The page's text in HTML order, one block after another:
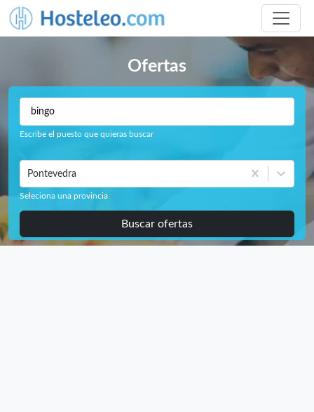
Ofertas
Escribe el puesto que quieras buscar
Pontevedra
Seleciona una provincia
Buscar ofertas